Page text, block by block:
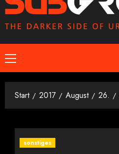
Primäres
Menü
Start 2017 August 26.
sonstiges